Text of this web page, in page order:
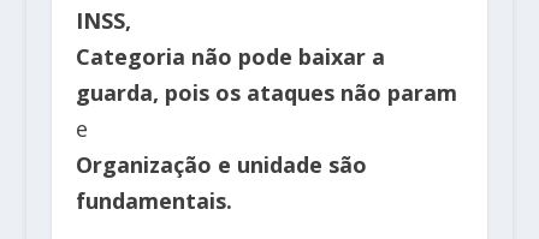
INSS,
Categoria não pode baixar a
guarda, pois os ataques não param
e
Organização e unidade são
fundamentais.